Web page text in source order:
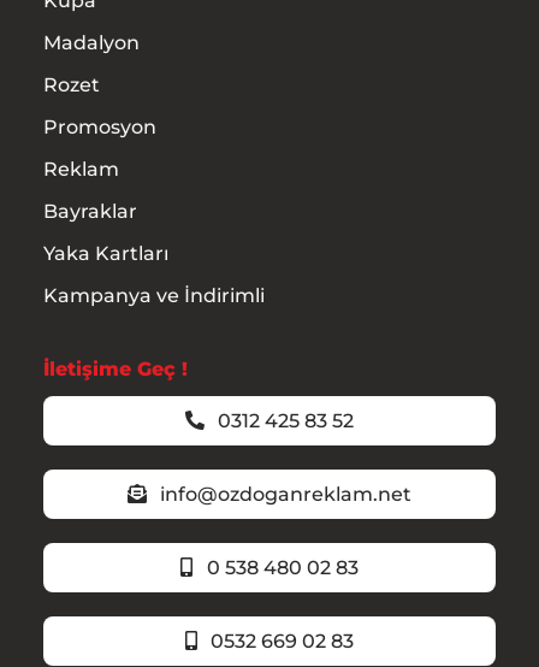
Madalyon
Rozet
Promosyon
Reklam
Bayraklar
Yaka Kartları
Kampanya ve İndirimli
İletişime Geç !
0312 425 83 52
info@ozdoganreklam.net
0 538 480 02 83
0532 669 02 83